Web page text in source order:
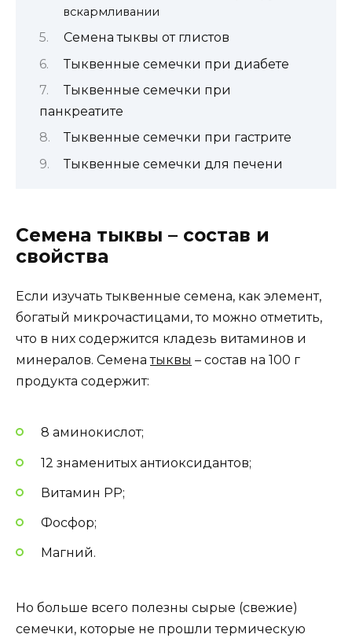
вскармливании
Семена тыквы от глистов
Тыквенные семечки при диабете
Тыквенные семечки при
панкреатите
Тыквенные семечки при гастрите
Тыквенные семечки для печени
Семена тыквы – состав и
свойства
Если изучать тыквенные семена, как элемент,
богатый микрочастицами, то можно отметить,
что в них содержится кладезь витаминов и
минералов. Семенатыквы – состав на 100 г
продукта содержит:
8 аминокислот;
12 знаменитых антиоксидантов;
Витамин РР;
Фосфор;
Магний.
Но больше всего полезны сырые (свежие)
семечки, которые не прошли термическую